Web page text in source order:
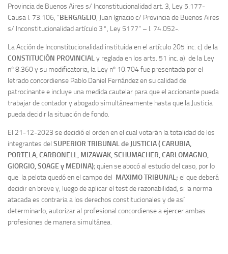
Provincia de Buenos Aires s/ Inconstitucionalidad art. 3, Ley 5.177-
Causa I. 73.106, “BERGAGLIO, Juan Ignacio c/ Provincia de Buenos Aires
s/ Inconstitucionalidad artículo 3°, Ley 5177” – I. 74.052-.
La Acción de Inconstitucionalidad instituida en el artículo 205 inc. c) de la
CONSTITUCIÓN PROVINCIALy reglada en los arts. 51 inc. a) de la Ley
nº 8.360 y su modificatoria, la Ley nº 10.704 fue presentada por el
letrado concordiense Pablo Daniel Fernández en su calidad de
patrocinante e incluye una medida cautelar para que el accionante pueda
trabajar de contador y abogado simultáneamente hasta que la Justicia
pueda decidir la situación de fondo.
El 21-12-2023 se decidió el orden en el cual votarán la totalidad de los
integrantes del SUPERIOR TRIBUNAL de JUSTICIA ( CARUBIA,
PORTELA, CARBONELL, MIZAWAK, SCHUMACHER, CARLOMAGNO,
GIORGIO, SOAGE y MEDINA); quien se abocó al estudio del caso, por lo
que la pelota quedó en el campo del MAXIMO TRIBUNAL; el que deberá
decidir en breve y, luego de aplicar el test de razonabilidad, si la norma
atacada es contraria a los derechos constitucionales y de así
determinarlo, autorizar al profesional concordiense a ejercer ambas
profesiones de manera simultánea.